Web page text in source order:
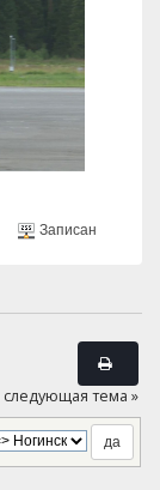
Записан
следующая тема »